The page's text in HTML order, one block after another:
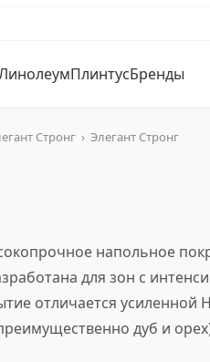
ПлинтусБренды
Стронг › Элегант Стронг
напольное
для зон с
отличается
дуб и